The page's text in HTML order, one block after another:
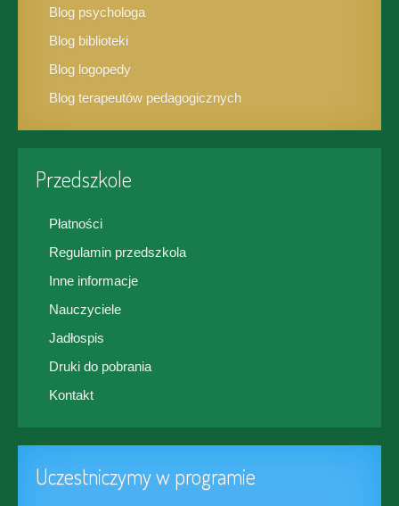
Blog psychologa
Blog biblioteki
Blog logopedy
Blog terapeutów pedagogicznych
Przedszkole
Płatności
Regulamin przedszkola
Inne informacje
Nauczyciele
Jadłospis
Druki do pobrania
Kontakt
Uczestniczymy w programie